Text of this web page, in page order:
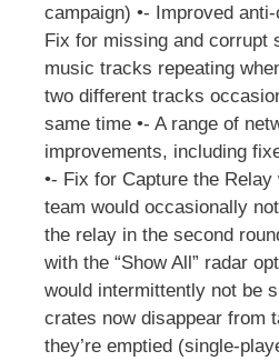
campaign) •- Improved
Fix for missing and corrupt
music tracks repeating
two different tracks
same time •- A range of
improvements, including
•- Fix for Capture the Relay
team would occasionally
the relay in the second
with the “Show All” radar
would intermittently not be
crates now disappear from
they’re emptied (single-